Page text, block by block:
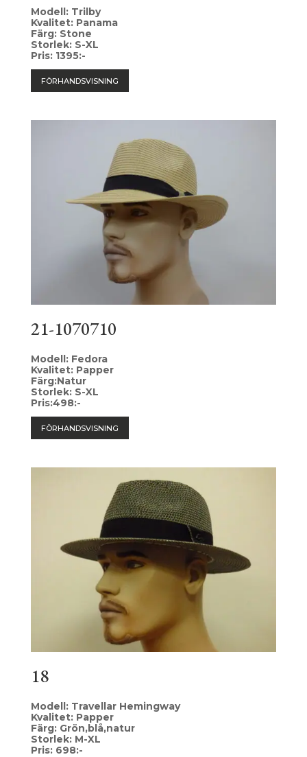
Modell: Trilby
Kvalitet: Panama
Färg: Stone
Storlek: S-XL
Pris: 1395:-
FÖRHANDSVISNING
21-1070710
Modell: Fedora
Kvalitet: Papper
Färg:Natur
Storlek: S-XL
Pris:498:-
FÖRHANDSVISNING
18
Modell: Travellar Hemingway
Kvalitet: Papper
Färg: Grön,blå,natur
Storlek: M-XL
Pris: 698:-